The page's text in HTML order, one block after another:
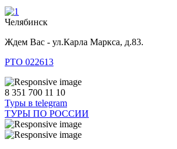
Челябинск
Ждем Вас - ул.Карла Маркса, д.83.
РТО 022613
8 351 700 11 10
Туры в telegram
ТУРЫ ПО РОССИИ